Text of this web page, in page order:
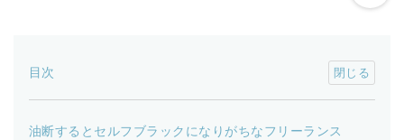
目次
油断するとセルフブラックになりがちなフリーランス